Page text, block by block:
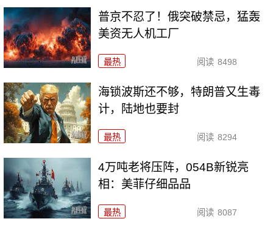
普京不忍了！俄突破禁忌，猛轰
美资无人机工厂
最热 阅读 8498
海锁波斯还不够，特朗普又生毒
计，陆地也要封
最热 阅读 8294
4万吨老将压阵，054B新锐亮
相：美菲仔细品品
最热 阅读 8087